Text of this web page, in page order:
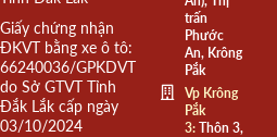
Giấy chứng nhận
ĐKVT bằng xe ô tô:
66240036/GPKDVT
do Sở GTVT Tỉnh
Đắk Lắk cấp ngày
03/10/2024
trấn
Phước
An, Krông
Pắk
Vp Krông
Pắk
3:Thôn 3,